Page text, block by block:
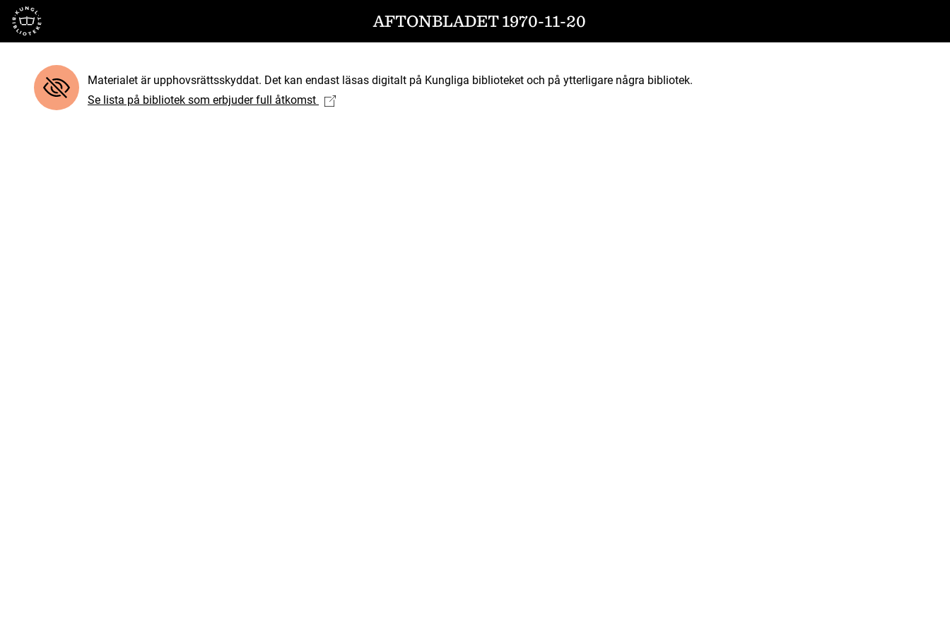
Till startsidan AFTONBLADET 1970-11-20
Materialet är upphovsrättsskyddat. Det kan endast läsas digitalt på Kungliga biblioteket och på ytterligare några bibliotek.
Se lista på bibliotek som erbjuder full åtkomst